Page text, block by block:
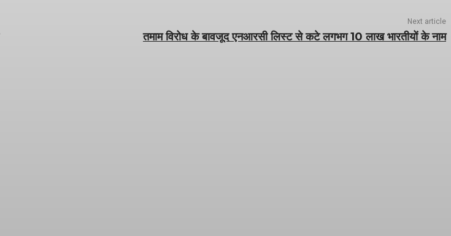
Next article
तमाम विरोध के बावजूद एनआरसी लिस्ट से कटे लगभग 10 लाख भारतीयों के नाम